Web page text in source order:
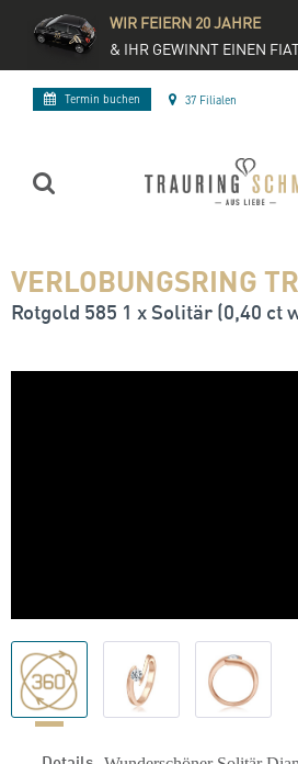
WIR FEIERN 20 JAHRE
& IHR GEWINNT EINEN
Termin buchen 37 Filialen
VERLOBUNGSRING
Rotgold 585 1 x Solitär (0,40 ct